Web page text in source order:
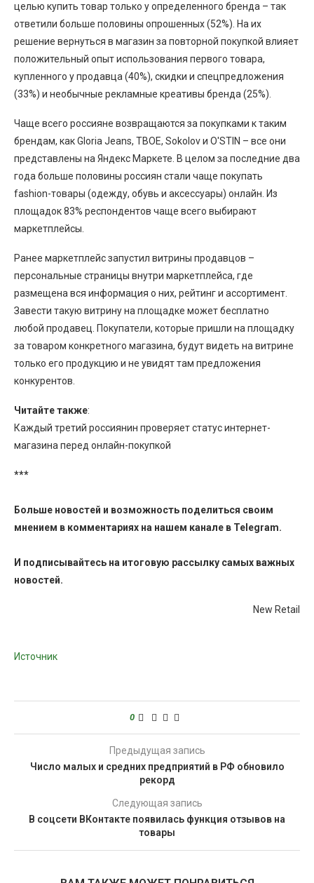
целью купить товар только у определенного бренда – так
ответили больше половины опрошенных (52%). На их
решение вернуться в магазин за повторной покупкой влияет
положительный опыт использования первого товара,
купленного у продавца (40%), скидки и спецпредложения
(33%) и необычные рекламные креативы бренда (25%).
Чаще всего россияне возвращаются за покупками к таким
брендам, как Gloria Jeans, ТВОЕ, Sokolov и O′STIN – все они
представлены на Яндекс Маркете. В целом за последние два
года больше половины россиян стали чаще покупать
fashion-товары (одежду, обувь и аксессуары) онлайн. Из
площадок 83% респондентов чаще всего выбирают
маркетплейсы.
Ранее маркетплейс запустил витрины продавцов –
персональные страницы внутри маркетплейса, где
размещена вся информация о них, рейтинг и ассортимент.
Завести такую витрину на площадке может бесплатно
любой продавец. Покупатели, которые пришли на площадку
за товаром конкретного магазина, будут видеть на витрине
только его продукцию и не увидят там предложения
конкурентов.
Читайте также:
Каждый третий россиянин проверяет статус интернет-
магазина перед онлайн-покупкой
***
Больше новостей и возможность поделиться своим
мнением в комментариях на нашем канале в Telegram.
И подписывайтесь на итоговую рассылку самых важных
новостей.
New Retail
Источник
0
Предыдущая запись
Число малых и средних предприятий в РФ обновило
рекорд
Следующая запись
В соцсети ВКонтакте появилась функция отзывов на
товары